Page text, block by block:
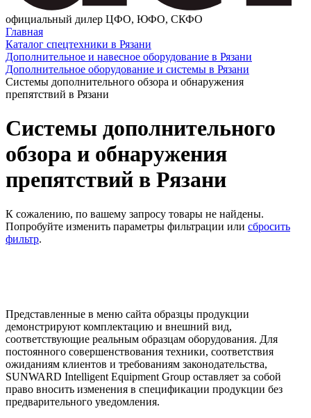
официальный дилер ЦФО, ЮФО, СКФО
Главная
Каталог спецтехники в Рязани
Дополнительное и навесное оборудование в Рязани
Дополнительное оборудование и системы в Рязани
Системы дополнительного обзора и обнаружения
препятствий в Рязани
Системы дополнительного
обзора и обнаружения
препятствий в Рязани
К сожалению, по вашему запросу товары не найдены.
Попробуйте изменить параметры фильтрации или сбросить
фильтр.
Представленные в меню сайта образцы продукции
демонстрируют комплектацию и внешний вид,
соответствующие реальным образцам оборудования. Для
постоянного совершенствования техники, соответствия
ожиданиям клиентов и требованиям законодательства,
SUNWARD Intelligent Equipment Group оставляет за собой
право вносить изменения в спецификации продукции без
предварительного уведомления.